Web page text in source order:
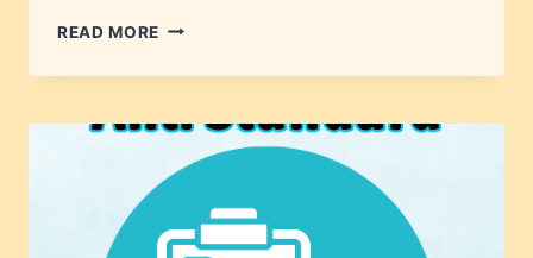
READ MORE AHLI